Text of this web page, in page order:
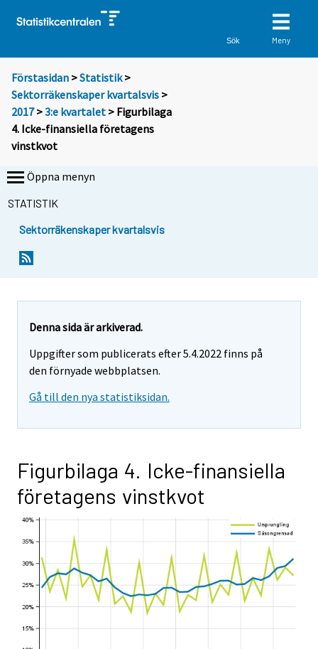
Sök Meny
Förstasidan >Statistik >
Sektorräkenskaper kvartalsvis >
2017>3:e kvartalet > Figurbilaga
4. Icke-finansiella företagens
vinstkvot
Öppna menyn
STATISTIK
Sektorräkenskaper kvartalsvis
Denna sida är arkiverad.
Uppgifter som publicerats efter 5.4.2022 finns på
den förnyade webbplatsen.
Gå till den nya statistiksidan.
Figurbilaga 4. Icke-finansiella
företagens vinstkvot